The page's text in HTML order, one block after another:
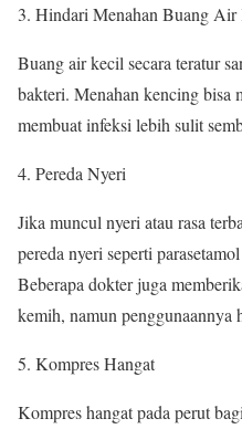
Hindari Menahan Buang Air
Buang air kecil secara teratur
bakteri. Menahan kencing bisa
membuat infeksi lebih sulit
Pereda Nyeri
Jika muncul nyeri atau rasa
pereda nyeri seperti
Beberapa dokter juga
kemih, namun penggunaannya
Kompres Hangat
Kompres hangat pada perut